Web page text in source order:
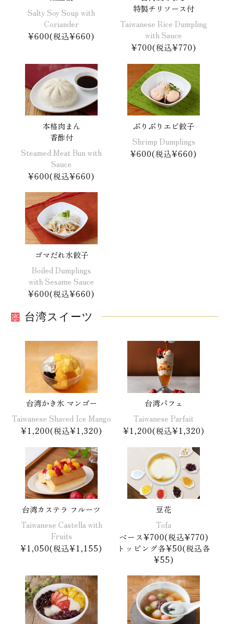
Salty Soy Soup with
Coriander
¥600(税込¥660)
特製チリソース付
Taiwanese Rice Dumpling
with Sauce
¥700(税込¥770)
本格肉まん
香酢付
Steamed Meat Bun with
Sauce
¥600(税込¥660)
ぷりぷりエビ餃子
Shrimp Dumplings
¥600(税込¥660)
ゴマだれ水餃子
Boiled Dumplings
with Sesame Sauce
¥600(税込¥660)
台湾スイーツ
台湾かき氷 マンゴー
Taiwanese Shaved Ice Mango
¥1,200(税込¥1,320)
台湾パフェ
Taiwanese Parfait
¥1,200(税込¥1,320)
台湾カステラ フルーツ
Taiwanese Castella with
Fruits
¥1,050(税込¥1,155)
豆花
Tofa
ベース¥700(税込¥770)
トッピング各¥50(税込各
¥55)